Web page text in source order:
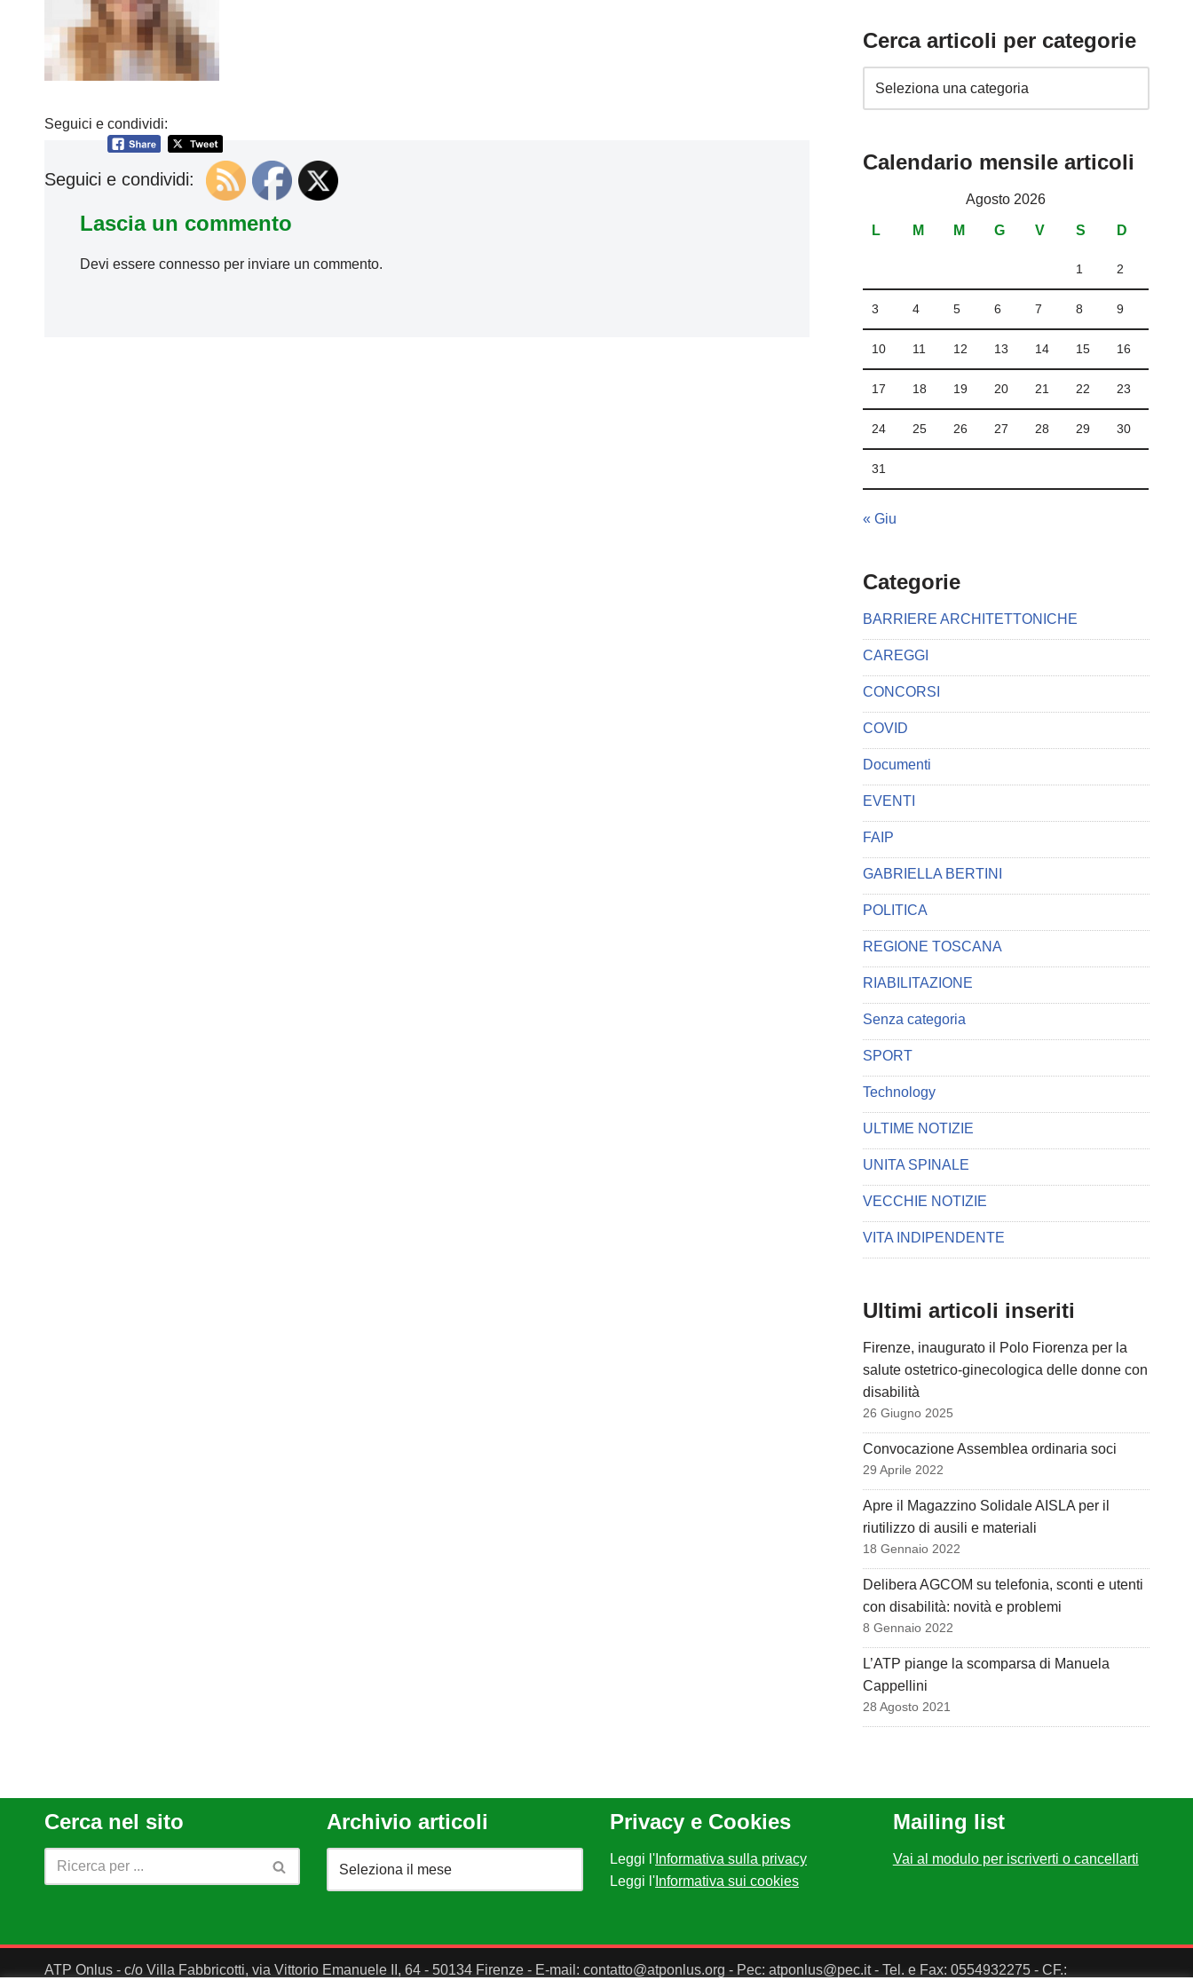
Seguici e condividi:
Seguici e condividi:
Lascia un commento
Devi essere connessoper inviare un commento.
Cerca articoli per categorie
Calendario mensile articoli
Agosto 2026
L M M G V S D
1 2
3 4 5 6 7 8 9
10 11 12 13 14 15 16
17 18 19 20 21 22 23
24 25 26 27 28 29 30
31
« Giu
Categorie
BARRIERE ARCHITETTONICHE
CAREGGI
CONCORSI
COVID
Documenti
EVENTI
FAIP
GABRIELLA BERTINI
POLITICA
REGIONE TOSCANA
RIABILITAZIONE
Senza categoria
SPORT
Technology
ULTIME NOTIZIE
UNITA SPINALE
VECCHIE NOTIZIE
VITA INDIPENDENTE
Ultimi articoli inseriti
Firenze, inaugurato il Polo Fiorenza per la
salute ostetrico-ginecologica delle donne con
disabilità
26 Giugno 2025
Convocazione Assemblea ordinaria soci
29 Aprile 2022
Apre il Magazzino Solidale AISLA per il
riutilizzo di ausili e materiali
18 Gennaio 2022
Delibera AGCOM su telefonia, sconti e utenti
con disabilità: novità e problemi
8 Gennaio 2022
L’ATP piange la scomparsa di Manuela
Cappellini
28 Agosto 2021
Cerca nel sito Archivio articoli Privacy e Cookies
Leggi l' Informativa sulla privacy
Leggi l' Informativa sui cookies
Mailing list
Vai al modulo per iscriverti o cancellarti
ATP Onlus - c/o Villa Fabbricotti, via Vittorio Emanuele II, 64 - 50134 Firenze - E-mail: contatto@atponlus.org - Pec: atponlus@pec.it - Tel. e Fax: 0554932275 - CF.: